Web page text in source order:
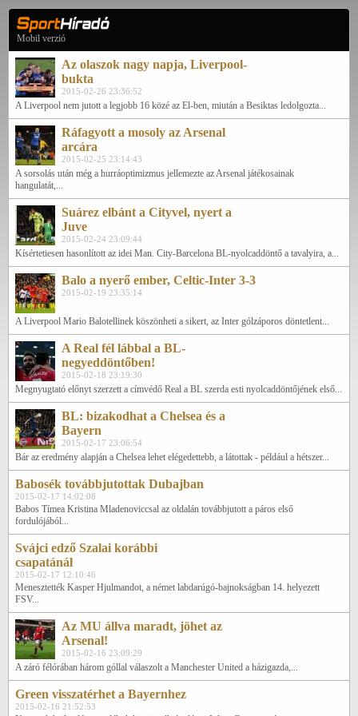
Mobil verzió
Az olaszok nagy napja, Liverpool-
bukta
2015-02-26 23:36:52
A Liverpool nem jutott a legjobb 16 közé az El-ben, miután a Besiktas ledolgozta...
Ráfagyott a mosoly az Arsenal
arcára
2015-02-25 23:14:43
A sorsolás után még a hurráoptimizmus jellemezte az Arsenal játékosainak
hangulatát,...
Suárez elbánt a Cityvel, nyert a
Juve
2015-02-24 23:09:44
Kísértetiesen hasonlított az idei Man. City-Barcelona BL-nyolcaddöntő a tavalyira, a...
Balo a nyerő ember, Celtic-Inter 3-3
2015-02-19 23:35:14
A Liverpool Mario Balotellinek köszönheti a sikert, az Inter gólzáporos döntetlent...
A Real fél lábbal a BL-
negyeddöntőben!
2015-02-18 23:19:30
Megnyugtató előnyt szerzett a címvédő Real a BL szerda esti nyolcaddöntőjének első...
BL: bizakodhat a Chelsea és a
Bayern
2015-02-17 23:06:54
Bár az eredmény alapján a Chelsea lehet elégedettebb, a látottak - például a hétszer...
Babosék továbbjutottak Dubajban
2015-02-17 14:02:08
Babos Tímea Kristina Mladenoviccsal az oldalán továbbjutott a páros első
fordulójából...
Svájci edző Szalai korábbi
csapatánál
2015-02-17 12:10:46
Menesztették Kasper Hjulmandot, a német labdarúgó-bajnokságban 14. helyezett
FSV...
Az MU állva maradt, jöhet az
Arsenal!
2015-02-16 23:09:29
A záró félórában három góllal válaszolt a Manchester United a házigazda,...
Green visszatérhet a Bayernhez
2015-02-16 21:52:53